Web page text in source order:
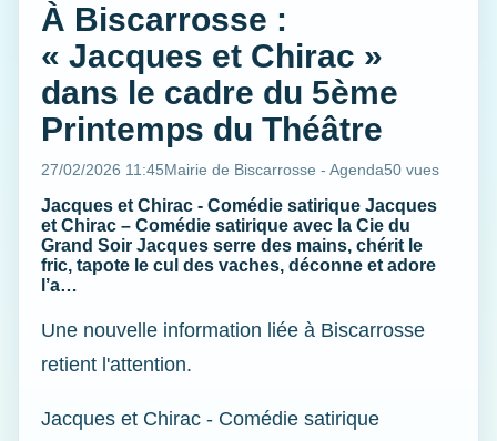
À Biscarrosse :
« Jacques et Chirac »
dans le cadre du 5ème
Printemps du Théâtre
27/02/2026 11:45Mairie de Biscarrosse - Agenda50 vues
Jacques et Chirac - Comédie satirique Jacques
et Chirac – Comédie satirique avec la Cie du
Grand Soir Jacques serre des mains, chérit le
fric, tapote le cul des vaches, déconne et adore
l’a…
Une nouvelle information liée à Biscarrosse
retient l'attention.
Jacques et Chirac - Comédie satirique